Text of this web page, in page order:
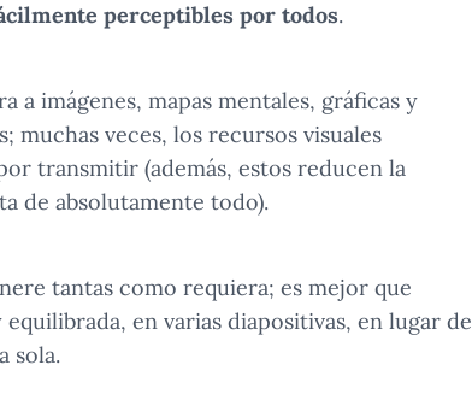
perceptibles por todos.
a imágenes, mapas mentales, gráficas y
muchas veces, los recursos visuales
transmitir (además, estos reducen la
de absolutamente todo).
tantas como requiera; es mejor que
en varias diapositivas, en lugar de
sola.